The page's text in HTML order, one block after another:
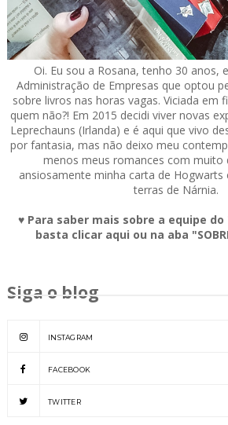
Oi. Eu sou a Rosana, tenho 30 anos,
Administração de Empresas que optou
sobre livros nas horas vagas. Viciada em
quem não?! Em 2015 decidi viver novas
Leprechauns (Irlanda) e é aqui que vivo
por fantasia, mas não deixo meu
menos meus romances com muito
ansiosamente minha carta de Hogwarts
terras de Nárnia.
♥ Para saber mais sobre a equipe do
basta clicar aqui ou na aba
Siga o blog
INSTAGRAM
FACEBOOK
TWITTER